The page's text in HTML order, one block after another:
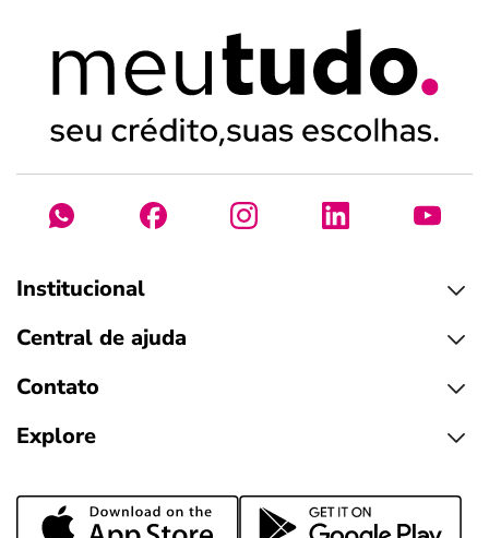
Institucional
Central de ajuda
Contato
Explore